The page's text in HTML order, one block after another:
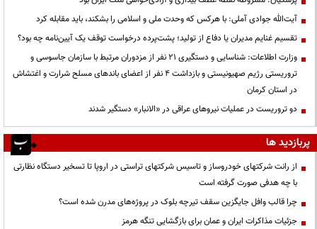
آیت‌الله جوادی آملی: با هرکس که وحدت ملی و اسلامی را بشکند، باید مقابله کرد
تقسیم غنایم مدیران یا دفاع از تولید؛ پشت‌پرده درخواست توقف یک آیین‌نامه چه بود؟
وزارت اطلاعات: شناسایی و دستگیری ۲۱ نفر از مزدوران مرتبط با سازمان جاسوسی و
تروریستی رژیم صهیونیستی و بازداشت ۴ نفر از اعضای باندهای مسلح شرارت و اغتشاش
در استان کرمان
دو تروریست در عملیات نیروهای عراقی در «الانبار» دستگیر شدند
پربازدید ها
از رانت‌ شرکتهای خودروساز و تاسیس شرکتهای تراستی در اروپا تا تسخیر دستگاه نظارتی
با چه هدفی صورت گرفته است
چرا قالب وافل جایگزین سقف تیرچه بلوک در پروژه‌های مدرن شده است؟
جزئیات مذاکرات ایران و عمان برای بازگشایی تنگه هرمز